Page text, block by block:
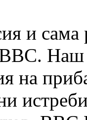
и сама
Наш
на